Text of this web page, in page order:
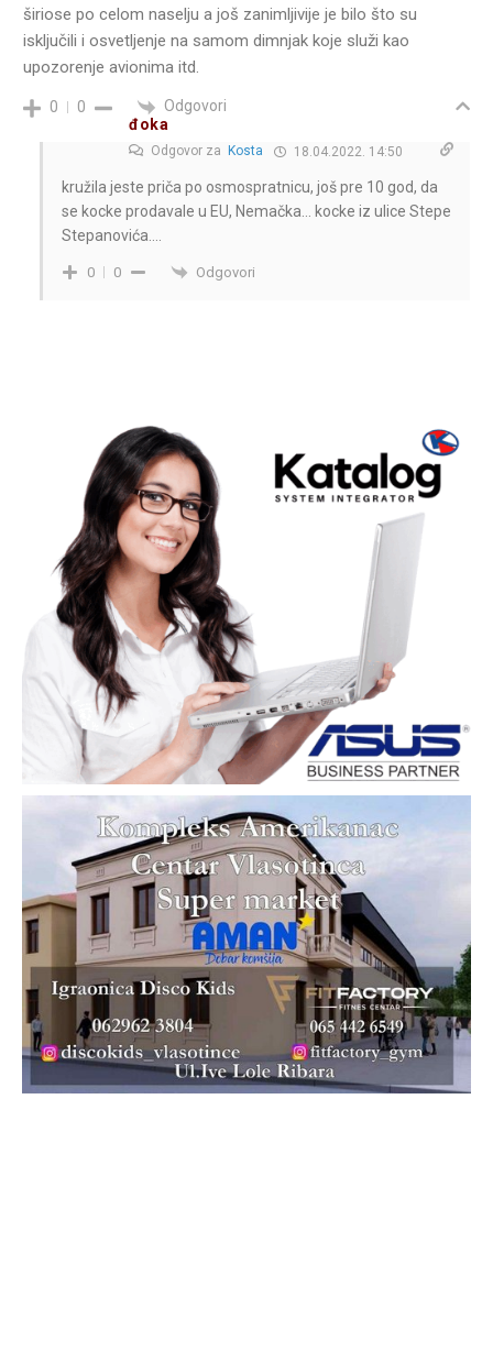
širiose po celom naselju a još zanimljivije je bilo što su
isključili i osvetljenje na samom dimnjak koje služi kao
upozorenje avionima itd.
0 0
Odgovori
đoka
Odgovor za Kosta 18.04.2022. 14:50
kružila jeste priča po osmospratnicu, još pre 10 god, da
se kocke prodavale u EU, Nemačka… kocke iz ulice Stepe
Stepanovića….
0 0 Odgovori